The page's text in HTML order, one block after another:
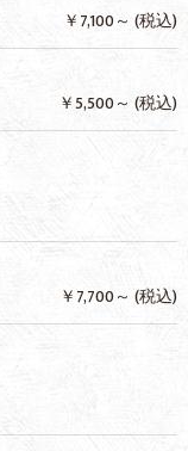
￥7,100～ (税込)
￥5,500～ (税込)
￥7,700～ (税込)